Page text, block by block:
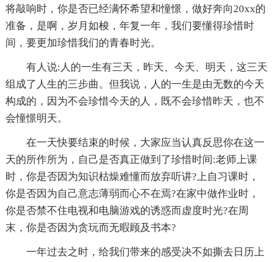
将敲响时，你是否已经满怀希望和憧憬，做好奔向20xx的
准备，是啊，岁月如梭，年复一年，我们要懂得珍惜时
间，要更加珍惜我们的青春时光。
有人说:人的一生有三天，昨天、今天、明天，这三天
组成了人生的三步曲。但我说，人的一生是由无数的今天
构成的，因为不会珍惜今天的人，既不会珍惜昨天，也不
会憧憬明天。
在一天快要结束的时候，大家应当认真反思你在这一
天的所作所为，自己是否真正做到了珍惜时间:老师上课
时，你是否因为知识枯燥难懂而放弃听讲?上自习课时，
你是否因为自己意志薄弱而心不在焉?在家中做作业时，
你是否禁不住电视和电脑游戏的诱惑而虚度时光?在周
末，你是否因为贪玩而无暇顾及书本?
一年过去之时，给我们带来的感受决不如撕去日历上